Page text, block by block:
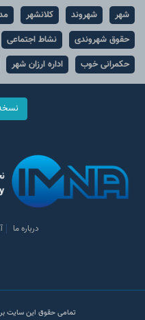
شهر شهروند کلانشهر
حقوق شهروندی
نشاط اجتماعی
حکمرانی خوب
اداره ارزان شهر
درباره ما
تمامی حقوق این سایت